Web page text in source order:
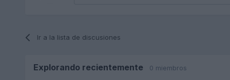
Ir a la lista de discusiones
Explorando recientemente 0 miembros